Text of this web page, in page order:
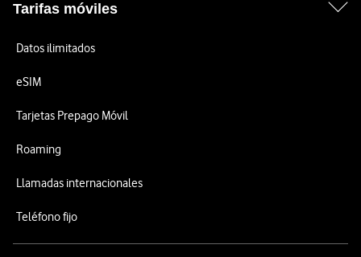
Tarifas móviles
Datos ilimitados
eSIM
Tarjetas Prepago Móvil
Roaming
Llamadas internacionales
Teléfono fijo